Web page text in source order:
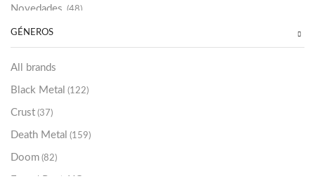
Novedades (48)
Vinilako (34)
Sold Out
GÉNEROS
All brands
Black Metal (122)
Crust (37)
Death Metal (159)
Doom (82)